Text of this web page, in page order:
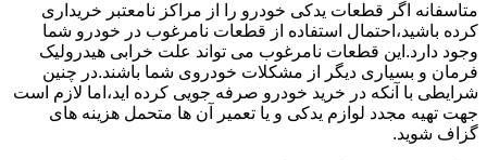
متاسفانه اگر قطعات یدکی خودرو را از مراکز نامعتبر خریداری
کرده باشید،احتمال استفاده از قطعات نامرغوب در خودرو شما
وجود دارد.این قطعات نامرغوب می تواند علت خرابی هیدرولیک
فرمان و بسیاری دیگر از مشکلات خودروی شما باشند.در چنین
شرایطی با آنکه در خرید خودرو صرفه جویی کرده اید،اما لازم است
جهت تهیه مجدد لوازم یدکی و یا تعمیر آن ها متحمل هزینه های
گزاف شوید.